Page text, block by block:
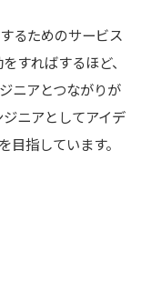
るためのサービス
すればするほど、
ニアとつながりが
ニアとしてアイデ
目指しています。